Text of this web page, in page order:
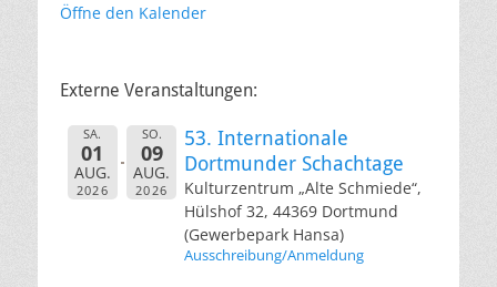
Öffne den Kalender
Externe Veranstaltungen:
SA.
01
AUG.
2026
SO.
09
AUG.
2026
53. Internationale
Dortmunder Schachtage
Kulturzentrum „Alte Schmiede“,
Hülshof 32, 44369 Dortmund
(Gewerbepark Hansa)
Ausschreibung/Anmeldung